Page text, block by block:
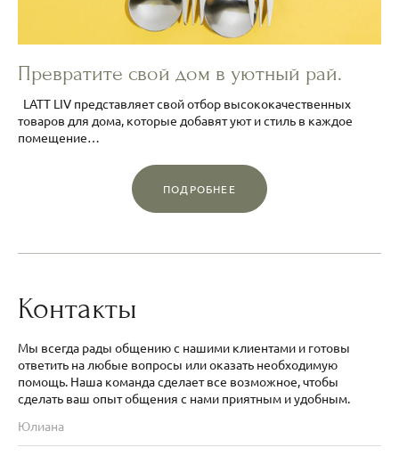
Превратите свой дом в уютный рай.
LATT LIV представляет свой отбор высококачественных
товаров для дома, которые добавят уют и стиль в каждое
помещение…
ПОДРОБНЕЕ
Контакты
Мы всегда рады общению с нашими клиентами и готовы
ответить на любые вопросы или оказать необходимую
помощь. Наша команда сделает все возможное, чтобы
сделать ваш опыт общения с нами приятным и удобным.